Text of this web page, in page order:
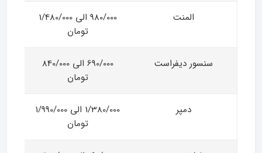
المنت
980/000 الی 1/480/000
تومان
سنسور دیفراست
690/000 الی 840/000
تومان
دمپر
1/380/000 الی 1/990/000
تومان